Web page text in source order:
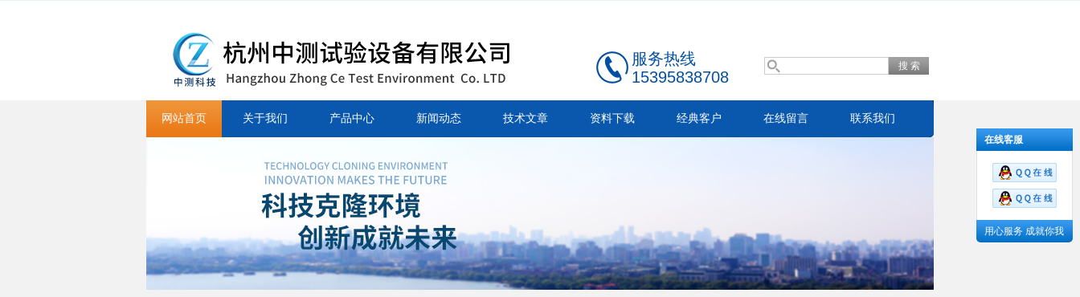
服务热线
15395838708
网站首页 关于我们 产品中心 新闻动态 技术文章 资料下载 经典客户 在线留言 联系我们
在线客服
用心服务 成就你我